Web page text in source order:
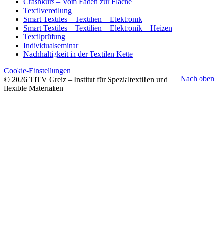
Textilveredlung
Smart Textiles – Textilien + Elektronik
Smart Textiles – Textilien + Elektronik + Heizen
Textilprüfung
Individualseminar
Nachhaltigkeit in der Textilen Kette
Nach oben
Cookie-Einstellungen
© 2026 TITV Greiz – Institut für Spezialtextilien und
flexible Materialien